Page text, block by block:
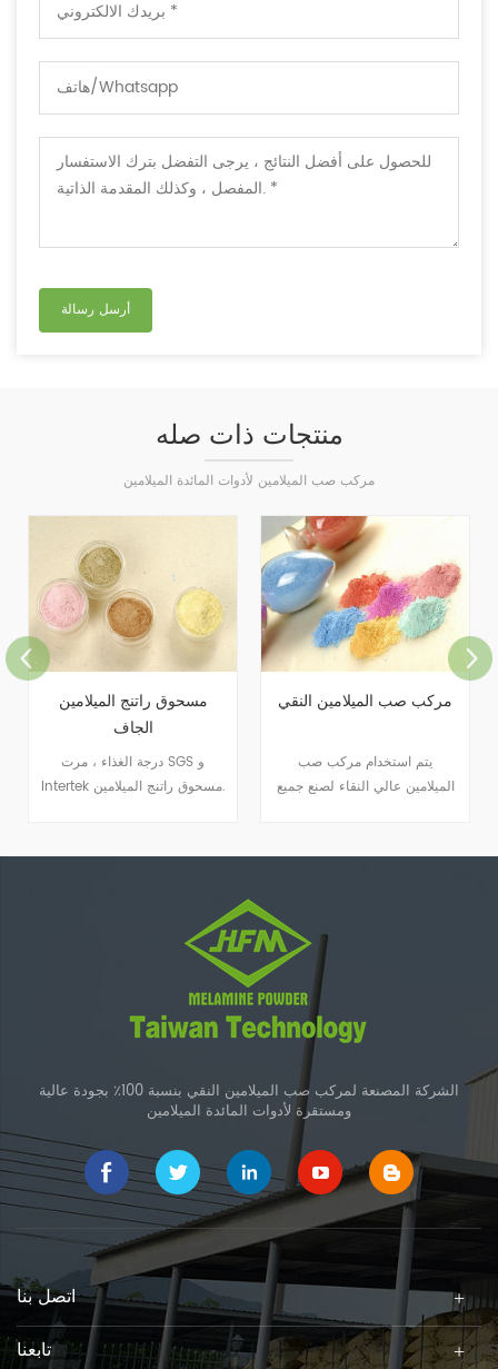
منتجات ذات صله
مركب صب الميلامين لأدوات المائدة الميلامين
مسحوق راتنج الميلامين
الجاف
درجة الغذاء ، مرت SGS و
Intertek مسحوق راتنج الميلامين.
مركب صب الميلامين النقي
يتم استخدام مركب صب
الميلامين عالي النقاء لصنع جميع
الشركة المصنعة لمركب صب الميلامين النقي بنسبة 100٪ بجودة عالية
ومستقرة لأدوات المائدة الميلامين
اتصل بنا
تابعنا